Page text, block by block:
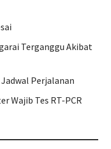
Terganggu Akibat
Perjalanan
Wajib Tes RT-PCR